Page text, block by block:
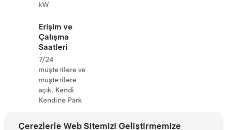
kW
Erişim ve
Çalışma
Saatleri
7/24
müşterilere ve
müşterilere
açık. Kendi
Kendine Park
Çerezlerle Web Sitemizi Geliştirmemize